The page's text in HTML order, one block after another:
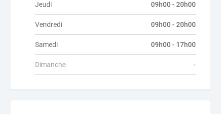
Jeudi 09h00 - 20h00
Vendredi 09h00 - 20h00
Samedi 09h00 - 17h00
Dimanche -